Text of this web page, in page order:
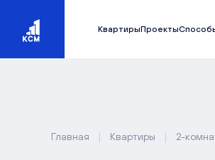
КвартирыПроекты
Главная | Квартиры | 2-